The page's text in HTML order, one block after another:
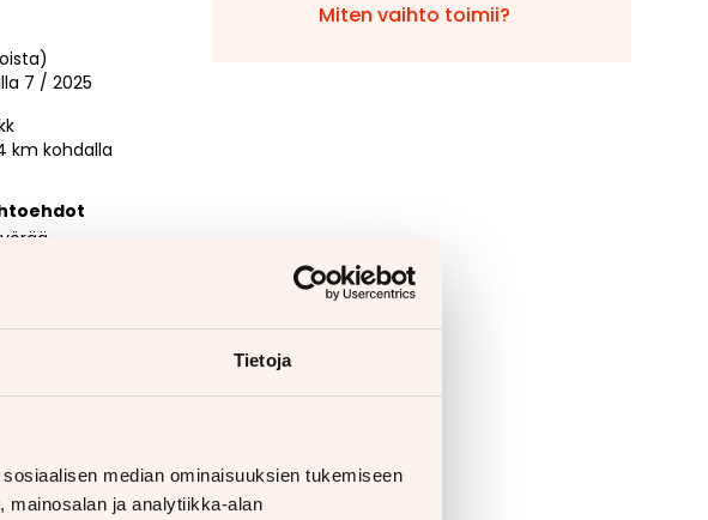
Tietoja
median ominaisuuksien tukemiseen
mainosalan ja analytiikka-alan
7 / 2025
km kohdalla
Miten vaihto toimii?